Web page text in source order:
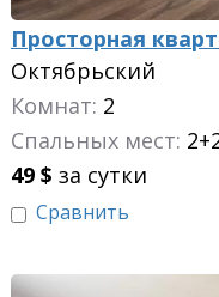
Просторная
Октябрьский
Комнат: 2
Спальных мест:
49 $ за сутки
Сравнить